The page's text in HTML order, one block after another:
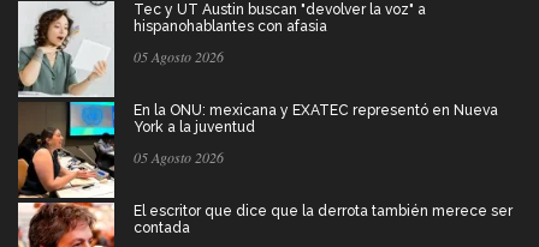
Tec y UT Austin buscan "devolver la voz" a
hispanohablantes con afasia
05 Agosto 2026
En la ONU: mexicana y EXATEC representó en Nueva
York a la juventud
05 Agosto 2026
El escritor que dice que la derrota también merece ser
contada